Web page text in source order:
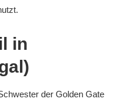
in
der Golden Gate